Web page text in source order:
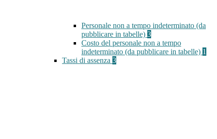
Personale non a tempo indeterminato (da
pubblicare in tabelle) 3
Costo del personale non a tempo
indeterminato (da pubblicare in tabelle) 1
Tassi di assenza 3